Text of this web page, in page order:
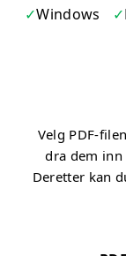
Windows
Velg PDF-
dra dem
Deretter kan